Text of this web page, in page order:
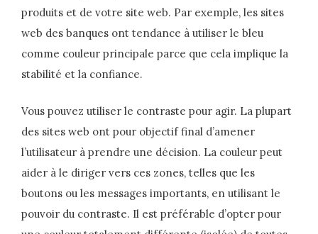
produits et de votre site web. Par exemple, les sites
web des banques ont tendance à utiliser le bleu
comme couleur principale parce que cela implique la
stabilité et la confiance.
Vous pouvez utiliser le contraste pour agir. La plupart
des sites web ont pour objectif final d’amener
l’utilisateur à prendre une décision. La couleur peut
aider à le diriger vers ces zones, telles que les
boutons ou les messages importants, en utilisant le
pouvoir du contraste. Il est préférable d’opter pour